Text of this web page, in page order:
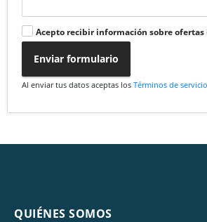
Acepto recibir información sobre
Enviar formulario
Al enviar tus datos aceptas los Términos de
QUIÉNES SOMOS